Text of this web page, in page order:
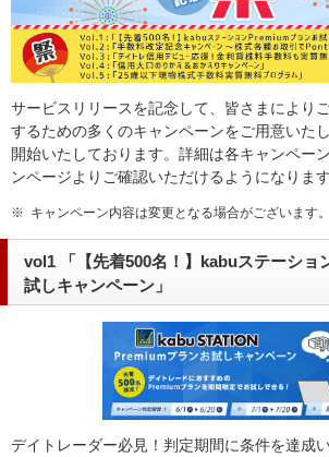
サービスリリースを記念して、皆さまにより
するための多くのキャンペーンをご用意いた
開始いたしております。詳細は各キャンペー
ンページよりご確認いただけるようになります
※ キャンペーン内容は変更となる場合がございます。
vol1 「【先着500名！】kabuステーショ
試しキャンペーン」
デイトレーダー必見！判定期間に条件を達成